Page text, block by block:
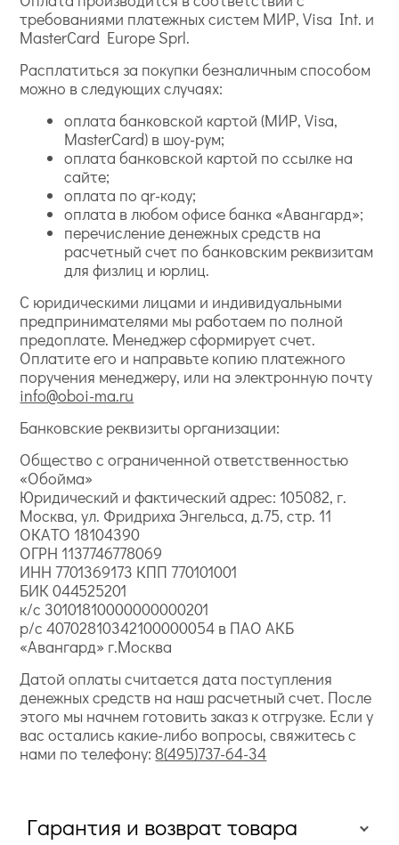
требованиями платежных систем МИР, Visa Int. и
MasterCard Europe Sprl.
Расплатиться за покупки безналичным способом
можно в следующих случаях:
оплата банковской картой (МИР, Visa,
MasterCard) в шоу-рум;
оплата банковской картой по ссылке на
сайте;
оплата по qr-коду;
оплата в любом офисе банка «Авангард»;
перечисление денежных средств на
расчетный счет по банковским реквизитам
для физлиц и юрлиц.
С юридическими лицами и индивидуальными
предпринимателями мы работаем по полной
предоплате. Менеджер сформирует счет.
Оплатите его и направьте копию платежного
поручения менеджеру, или на электронную почту
info@oboi-ma.ru
Банковские реквизиты организации:
Общество с ограниченной ответственностью
«Обойма»
Юридический и фактический адрес: 105082, г.
Москва, ул. Фридриха Энгельса, д.75, стр. 11
ОКАТО 18104390
ОГРН 1137746778069
ИНН 7701369173 КПП 770101001
БИК 044525201
к/с 30101810000000000201
р/с 40702810342100000054 в ПАО АКБ
«Авангард» г.Москва
Датой оплаты считается дата поступления
денежных средств на наш расчетный счет. После
этого мы начнем готовить заказ к отгрузке. Если у
вас остались какие-либо вопросы, свяжитесь с
нами по телефону: 8(495)737-64-34
Гарантия и возврат товара